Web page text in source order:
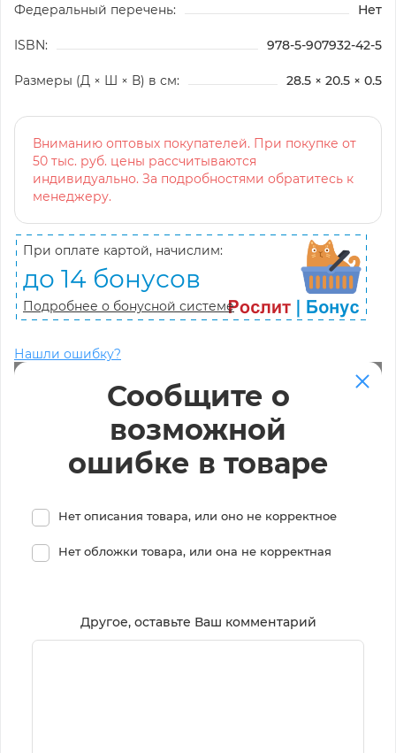
Федеральный перечень: Нет
ISBN: 978-5-907932-42-5
Размеры (Д × Ш × В) в см: 28.5 × 20.5 × 0.5
Вниманию оптовых покупателей. При покупке от
50 тыс. руб. цены рассчитываются
индивидуально. За подробностями обратитесь к
менеджеру.
При оплате картой, начислим:
до 14 бонусов
Подробнее о бонусной системе
Нашли ошибку?
Сообщите о
возможной
ошибке в товаре
Нет описания товара, или оно не корректное
Нет обложки товара, или она не корректная
Другое, оставьте Ваш комментарий